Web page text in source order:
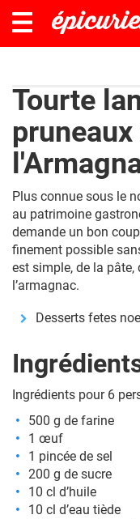
Tourte
Plus connue sous le
au patrimoine
demande un bon
finement possible
est simple, de la pâte,
l’armagnac.
Desserts fetes
Ingrédients pour 6
500 g de farine
1 œuf
1 pincée de sel
200 g de sucre
10 cl d’huile
10 cl d’eau tiède